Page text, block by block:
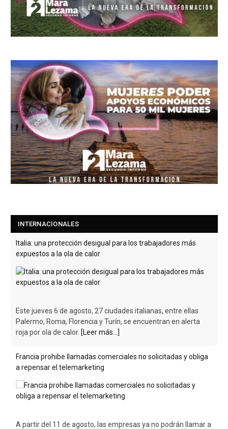
INTERNACIONALES
Italia: una protección desigual para los trabajadores más
expuestos a la ola de calor
Este jueves 6 de agosto, 27 ciudades italianas, entre ellas
Palermo, Roma, Florencia y Turín, se encuentran en alerta
roja por ola de calor. [Leer más...]
Francia prohibe llamadas comerciales no solicitadas y obliga
a repensar el telemarketing
A partir del 11 de agosto, las empresas ya no podrán llamar a